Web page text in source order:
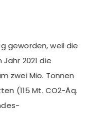
geworden, weil die
2021 die
zwei Mio. Tonnen
(115 Mt. CO2-Äq.